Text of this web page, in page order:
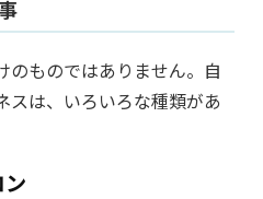
のものではありません。自
スは、いろいろな種類があ